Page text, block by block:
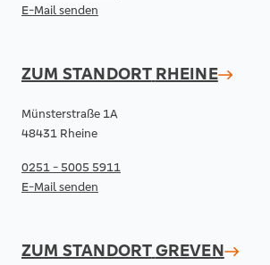
E-Mail senden
ZUM STANDORT RHEINE
Münsterstraße 1A
48431 Rheine
0251 - 5005 5911
E-Mail senden
ZUM STANDORTGREVEN